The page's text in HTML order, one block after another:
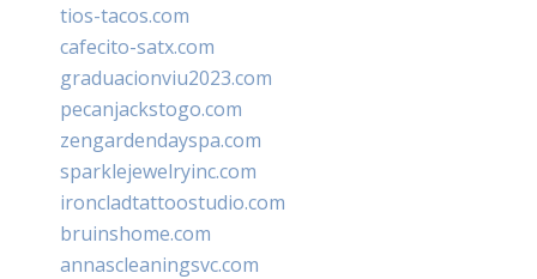
tios-tacos.com
cafecito-satx.com
graduacionviu2023.com
pecanjackstogo.com
zengardendayspa.com
sparklejewelryinc.com
ironcladtattoostudio.com
bruinshome.com
annascleaningsvc.com